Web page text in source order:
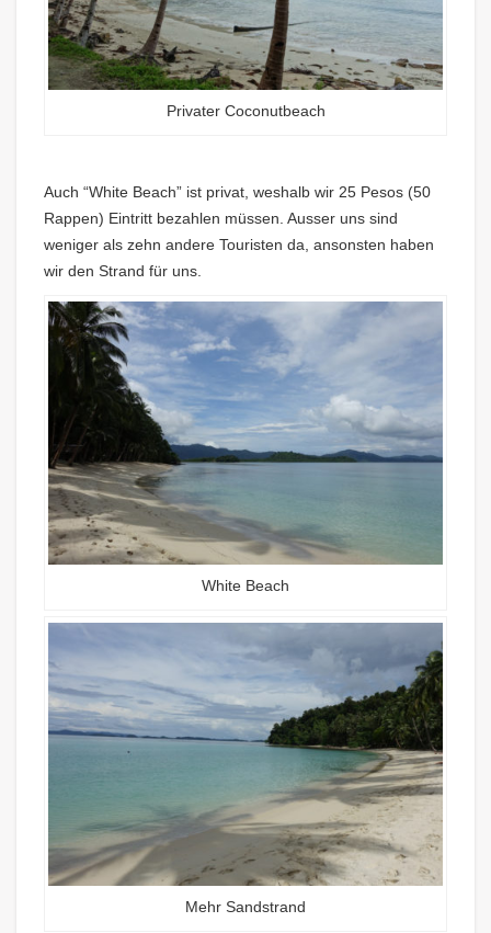
Privater Coconutbeach
Auch “White Beach” ist privat, weshalb wir 25 Pesos (50
Rappen) Eintritt bezahlen müssen. Ausser uns sind
weniger als zehn andere Touristen da, ansonsten haben
wir den Strand für uns.
White Beach
Mehr Sandstrand